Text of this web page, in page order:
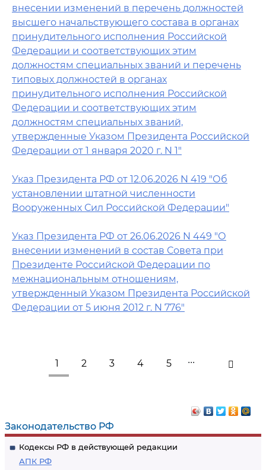
Законодательство РФ
Кодексы РФ в действующей редакции
АПК РФ
внесении изменений в перечень должностей
высшего начальствующего состава в органах
принудительного исполнения Российской
Федерации и соответствующих этим
должностям специальных званий и перечень
типовых должностей в органах
принудительного исполнения Российской
Федерации и соответствующих этим
должностям специальных званий,
утвержденные Указом Президента Российской
Федерации от 1 января 2020 г. N 1"
Указ Президента РФ от 12.06.2026 N 419 "Об
установлении штатной численности
Вооруженных Сил Российской Федерации"
Указ Президента РФ от 26.06.2026 N 449 "О
внесении изменений в состав Совета при
Президенте Российской Федерации по
межнациональным отношениям,
утвержденный Указом Президента Российской
Федерации от 5 июня 2012 г. N 776"
1 2 3 4 5 ...